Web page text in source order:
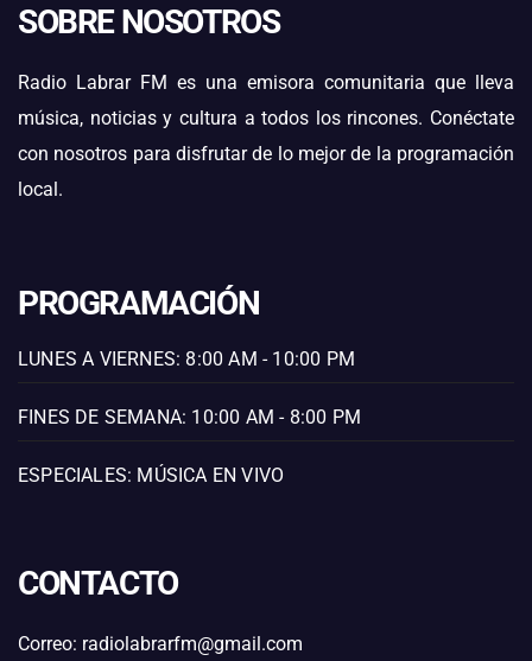
SOBRE NOSOTROS
Radio Labrar FM es una emisora comunitaria que lleva
música, noticias y cultura a todos los rincones. Conéctate
con nosotros para disfrutar de lo mejor de la programación
local.
PROGRAMACIÓN
LUNES A VIERNES: 8:00 AM - 10:00 PM
FINES DE SEMANA: 10:00 AM - 8:00 PM
ESPECIALES: MÚSICA EN VIVO
CONTACTO
Correo: radiolabrarfm@gmail.com